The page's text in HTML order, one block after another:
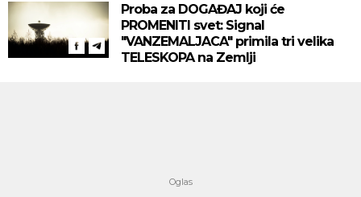
Proba za DOGAĐAJ koji će
PROMENITI svet: Signal
"VANZEMALJACA" primila tri velika
TELESKOPA na Zemlji